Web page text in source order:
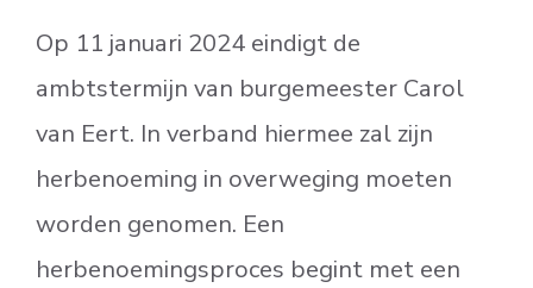
Op 11 januari 2024 eindigt de
ambtstermijn van burgemeester Carol
van Eert. In verband hiermee zal zijn
herbenoeming in overweging moeten
worden genomen. Een
herbenoemingsproces begint met een